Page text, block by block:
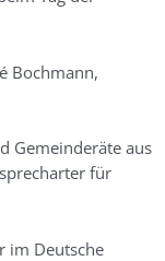
Bochmann,
Gemeinderäte aus
für
im Deutsche